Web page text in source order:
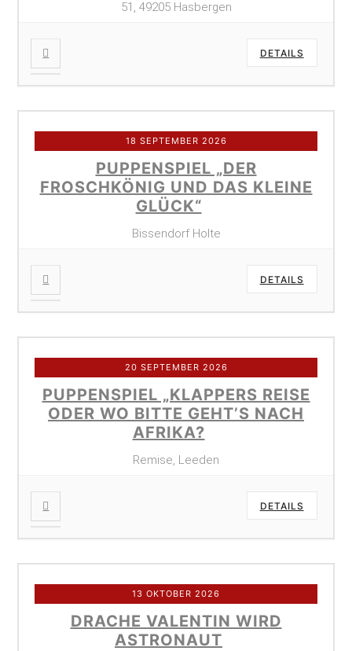
51, 49205 Hasbergen
DETAILS
18 SEPTEMBER 2026
PUPPENSPIEL „DER
FROSCHKÖNIG UND DAS KLEINE
GLÜCK“
Bissendorf Holte
DETAILS
20 SEPTEMBER 2026
PUPPENSPIEL „KLAPPERS REISE
ODER WO BITTE GEHT’S NACH
AFRIKA?
Remise, Leeden
DETAILS
13 OKTOBER 2026
DRACHE VALENTIN WIRD
ASTRONAUT